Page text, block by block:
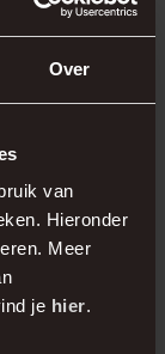
Over
van
Hieronder
Meer
je hier.
geeft
een
voor